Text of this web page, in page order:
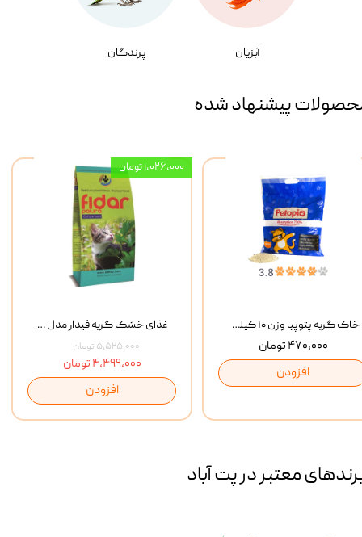
آبزیان پرندگان
پیشنهاد شده
غذای خشک گربه فیدار مدل Adult وزن 10 کیلوگرم
۵,۵۲۵,۰۰۰ تومان
۴,۴۹۹,۰۰۰ تومان
افزودن
۱,۰۲۶,۰۰۰ تومان
خاک گربه پتوپیا وزن ۱۰ کیلوگرم
۴۷۰,۰۰۰ تومان
افزودن
معتبر در پت آباد